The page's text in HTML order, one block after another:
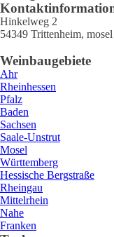
Hinkelweg 2
54349 Trittenheim, mosel
Weinbaugebiete
Ahr
Rheinhessen
Pfalz
Baden
Sachsen
Saale-Unstrut
Mosel
Württemberg
Hessische Bergstraße
Rheingau
Mittelrhein
Nahe
Franken